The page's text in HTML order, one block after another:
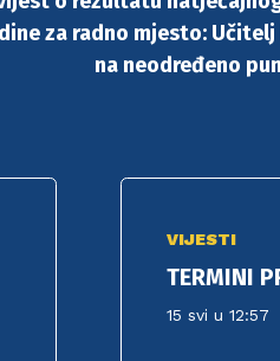
za radno mjesto:
na neodređeno
VIJESTI
TERMINI
15 svi u 12:57